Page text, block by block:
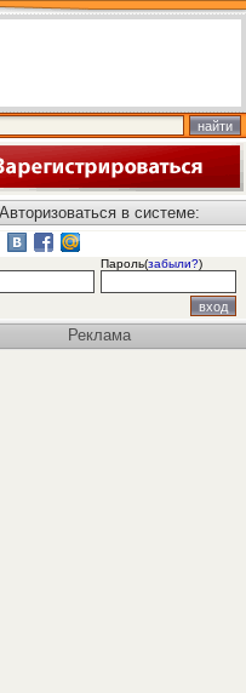
Авторизоваться в системе:
Пароль(забыли?)
Реклама